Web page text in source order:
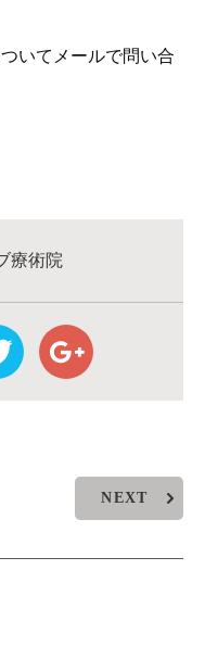
いてメールで問い合
療術院
NEXT